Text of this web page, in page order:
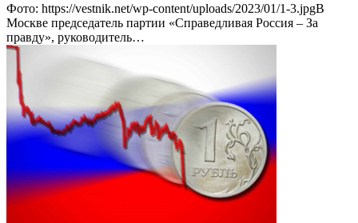
Фото: https://vestnik.net/wp-content/uploads/2023/01/1-3.jpgВ
Москве председатель партии «Справедливая Россия – За
правду», руководитель…